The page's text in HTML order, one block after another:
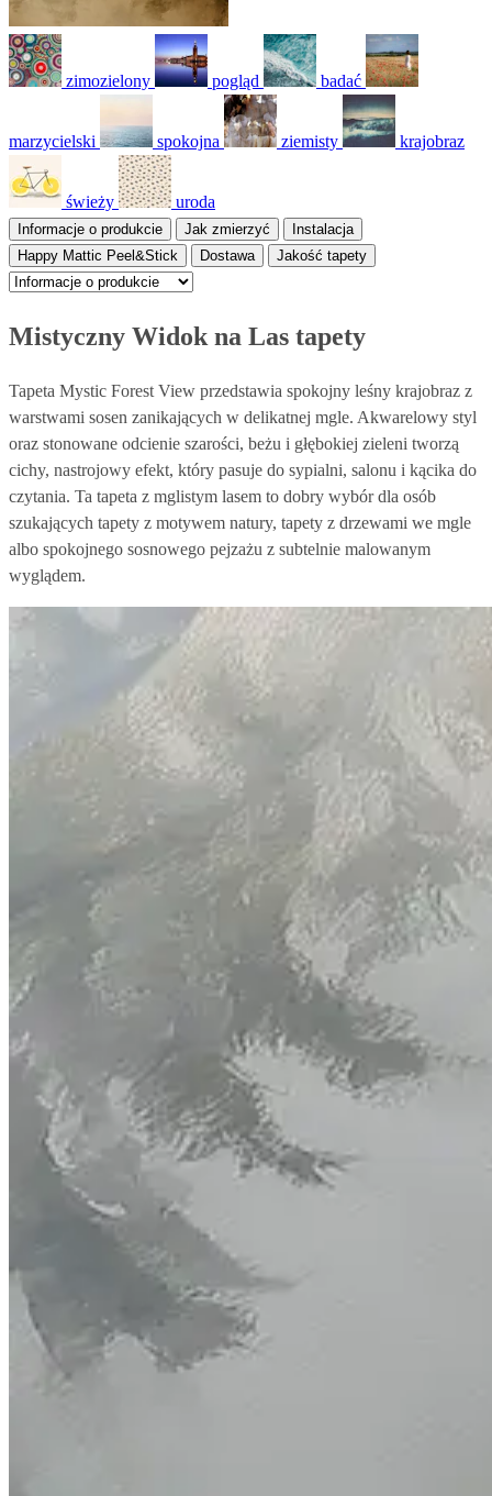
zimozielony pogląd badać
marzycielski spokojna ziemisty krajobraz
świeży uroda
Informacje o produkcie Jak zmierzyć
Instalacja
Happy Mattic Peel&Stick
Dostawa Jakość tapety
Mistyczny Widok na Las tapety
Tapeta Mystic Forest View przedstawia spokojny leśny krajobraz z
warstwami sosen zanikających w delikatnej mgle. Akwarelowy styl
oraz stonowane odcienie szarości, beżu i głębokiej zieleni tworzą
cichy, nastrojowy efekt, który pasuje do sypialni, salonu i kącika do
czytania. Ta tapeta z mglistym lasem to dobry wybór dla osób
szukających tapety z motywem natury, tapety z drzewami we mgle
albo spokojnego sosnowego pejzażu z subtelnie malowanym
wyglądem.